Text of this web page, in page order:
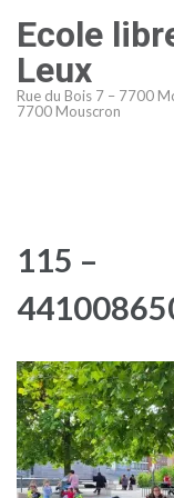
au
contenu
(Pressez
Ecole
Leux
Rue du Bois 7 – 7700
7700 Mouscron
115 –